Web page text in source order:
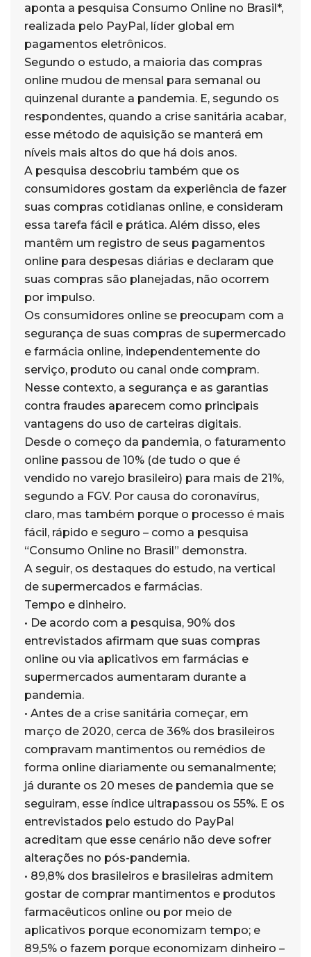
aponta a pesquisa Consumo Online no Brasil*,
realizada pelo PayPal, líder global em
pagamentos eletrônicos.
Segundo o estudo, a maioria das compras
online mudou de mensal para semanal ou
quinzenal durante a pandemia. E, segundo os
respondentes, quando a crise sanitária acabar,
esse método de aquisição se manterá em
níveis mais altos do que há dois anos.
A pesquisa descobriu também que os
consumidores gostam da experiência de fazer
suas compras cotidianas online, e consideram
essa tarefa fácil e prática. Além disso, eles
mantêm um registro de seus pagamentos
online para despesas diárias e declaram que
suas compras são planejadas, não ocorrem
por impulso.
Os consumidores online se preocupam com a
segurança de suas compras de supermercado
e farmácia online, independentemente do
serviço, produto ou canal onde compram.
Nesse contexto, a segurança e as garantias
contra fraudes aparecem como principais
vantagens do uso de carteiras digitais.
Desde o começo da pandemia, o faturamento
online passou de 10% (de tudo o que é
vendido no varejo brasileiro) para mais de 21%,
segundo a FGV. Por causa do coronavírus,
claro, mas também porque o processo é mais
fácil, rápido e seguro – como a pesquisa
“Consumo Online no Brasil” demonstra.
A seguir, os destaques do estudo, na vertical
de supermercados e farmácias.
Tempo e dinheiro.
• De acordo com a pesquisa, 90% dos
entrevistados afirmam que suas compras
online ou via aplicativos em farmácias e
supermercados aumentaram durante a
pandemia.
• Antes de a crise sanitária começar, em
março de 2020, cerca de 36% dos brasileiros
compravam mantimentos ou remédios de
forma online diariamente ou semanalmente;
já durante os 20 meses de pandemia que se
seguiram, esse índice ultrapassou os 55%. E os
entrevistados pelo estudo do PayPal
acreditam que esse cenário não deve sofrer
alterações no pós-pandemia.
• 89,8% dos brasileiros e brasileiras admitem
gostar de comprar mantimentos e produtos
farmacêuticos online ou por meio de
aplicativos porque economizam tempo; e
89,5% o fazem porque economizam dinheiro –